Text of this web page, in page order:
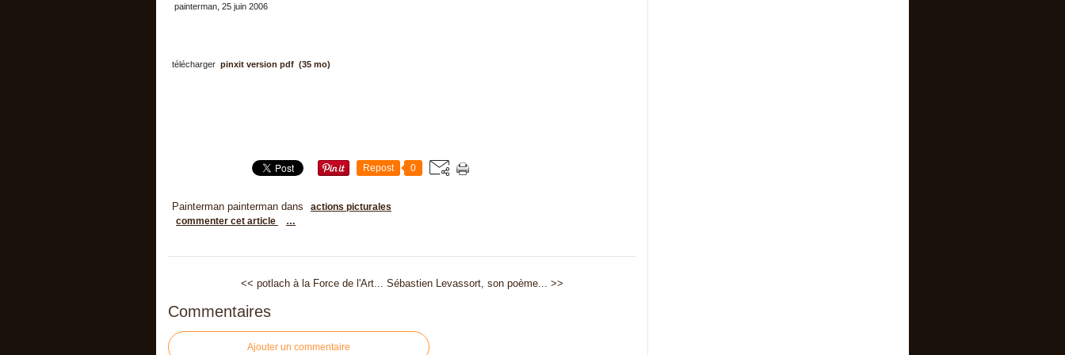
painterman, 25 juin 2006
télécharger pinxit version pdf (35 mo)
Repost 0
Painterman painterman dans
actions picturales
commenter cet article
…
<< potlach à la Force de l'Art... Sébastien Levassort, son poème... >>
Commentaires
Ajouter un commentaire